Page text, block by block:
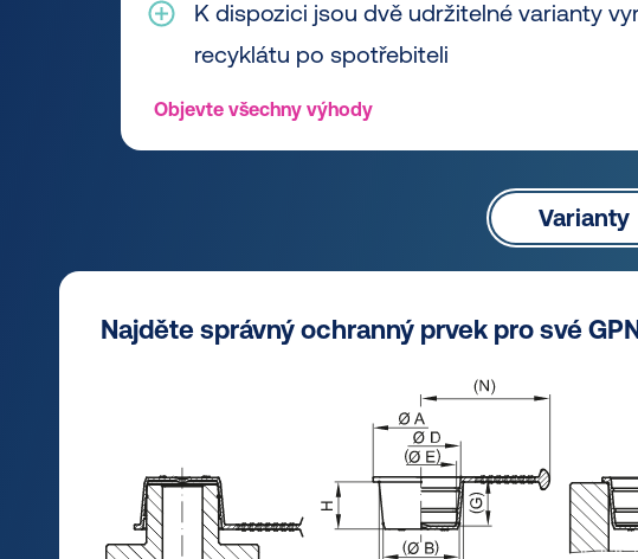
K dispozici jsou dvě udržitelné varianty
recyklátu po spotřebiteli
Objevte všechny výhody
Varianty
Najděte správný ochranný prvek pro své